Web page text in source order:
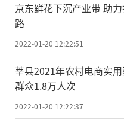
京东鲜花下沉产业带 助
路
2022-01-20 12:22:51
莘县2021年农村电商实
群众1.8万人次
2022-01-20 12:22:37